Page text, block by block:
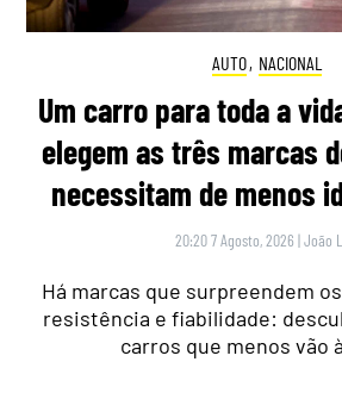
AUTO, NACIONAL
Um carro para toda a
elegem as três marcas
necessitam de menos
20:20 7 Agosto, 2026 |João
Há marcas que surpreendem
resistência e fiabilidade:
carros que menos vão